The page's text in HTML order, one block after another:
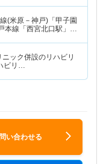
(米原－神戸)「甲子園
線「西宮北口駅」
ニック併設のリハビリ
ビリ…
い合わせる